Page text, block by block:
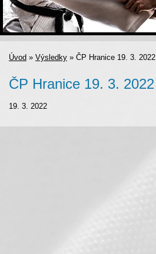
Úvod » Výsledky » ČP Hranice 19. 3. 2022
ČP Hranice 19. 3. 2022
19. 3. 2022